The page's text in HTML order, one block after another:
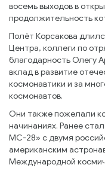
восемь выходов в
продолжительность
Полёт Корсакова
Центра, коллеги по
благодарность Олегу
вклад в развитие
космонавтики и за
космонавтов.
Они также пожелали
начинаниях. Ранее
МС-28» с двумя
американским
Международной